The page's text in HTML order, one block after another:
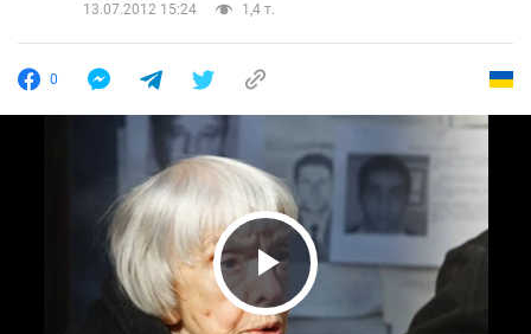
13.07.2012 15:24
1,4 т.
0
Play Video